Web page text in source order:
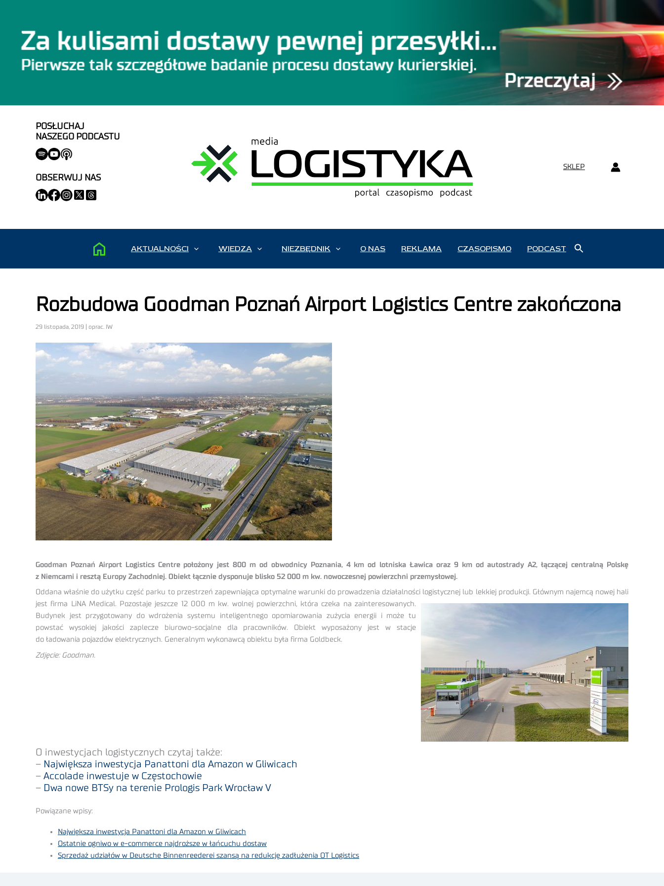
POSŁUCHAJ
NASZEGO PODCASTU
OBSERWUJ NAS
SKLEP
AKTUALNOŚCI WIEDZA NIEZBĘDNIK O NAS REKLAMA CZASOPISMO PODCAST
Rozbudowa Goodman Poznań Airport Logistics Centre zakończona
29 listopada, 2019 | oprac. IW
Goodman Poznań Airport Logistics Centre położony jest 800 m od obwodnicy Poznania, 4 km od lotniska Ławica oraz 9 km od autostrady A2, łączącej centralną Polskę
z Niemcami i resztą Europy Zachodniej. Obiekt łącznie dysponuje blisko 52 000 m kw. nowoczesnej powierzchni przemysłowej.
Oddana właśnie do użytku część parku to przestrzeń zapewniająca optymalne warunki do prowadzenia działalności logistycznej lub lekkiej produkcji. Głównym najemcą nowej hali
jest firma LiNA Medical. Pozostaje jeszcze 12 000 m kw. wolnej powierzchni, która czeka na zainteresowanych.
Budynek jest przygotowany do wdrożenia systemu inteligentnego opomiarowania zużycia energii i może tu
powstać wysokiej jakości zaplecze biurowo-socjalne dla pracowników. Obiekt wyposażony jest w stacje
do ładowania pojazdów elektrycznych. Generalnym wykonawcą obiektu była firma Goldbeck.
Zdjęcie: Goodman.
O inwestycjach logistycznych czytaj także:
– Największa inwestycja Panattoni dla Amazon w Gliwicach
– Accolade inwestuje w Częstochowie
– Dwa nowe BTSy na terenie Prologis Park Wrocław V
Powiązane wpisy:
Największa inwestycja Panattoni dla Amazon w Gliwicach
Ostatnie ogniwo w e-commerce najdroższe w łańcuchu dostaw
Sprzedaż udziałów w Deutsche Binnenreederei szansą na redukcję zadłużenia OT Logistics